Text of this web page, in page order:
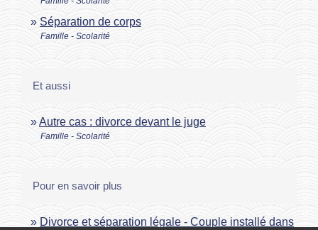
Séparation de corps
Famille - Scolarité
Et aussi
Autre cas : divorce devant le juge
Famille - Scolarité
Pour en savoir plus
Divorce et séparation légale - Couple installé dans